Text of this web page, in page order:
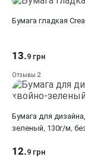
Бумага гладкая
13.9 грн
Отзывы 2
Бумага для
зеленый, 130г/м,
12.9 грн